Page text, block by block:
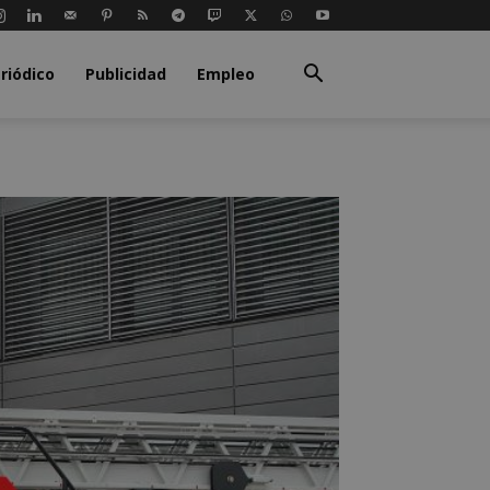
Publicidad Empleo